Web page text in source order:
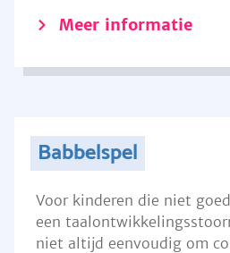
Meer informatie
Babbelspel
Voor kinderen die niet
een
niet altijd eenvoudig om